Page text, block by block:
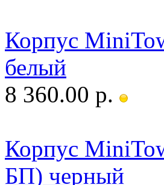
Корпус
белый
8 360.00 р.
Корпус
БП) черный